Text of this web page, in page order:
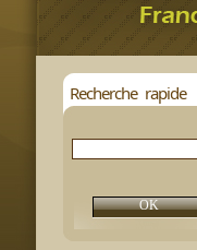
Recherche rapide